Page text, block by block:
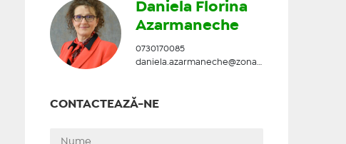
Daniela Florina
Azarmaneche
0730170085
CONTACTEAZĂ-NE